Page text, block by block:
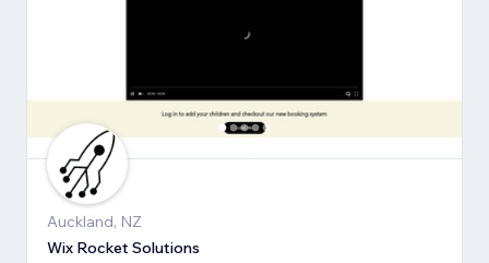
Auckland, NZ
Wix Rocket Solutions